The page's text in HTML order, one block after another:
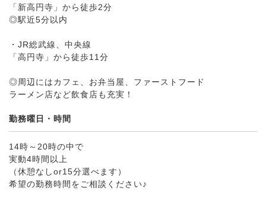
「新高円寺」から徒歩2分
◎駅近5分以内
・JR総武線、中央線
「高円寺」から徒歩11分
◎周辺にはカフェ、お弁当屋、ファーストフード
ラーメン店など飲食店も充実！
勤務曜日・時間
14時～20時の中で
実動4時間以上
（休憩なしor15分選べます）
希望の勤務時間をご相談ください♪